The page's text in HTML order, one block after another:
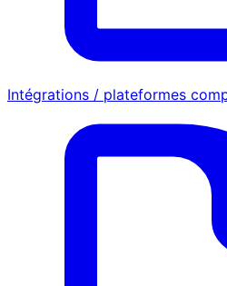
Intégrations / plateformes